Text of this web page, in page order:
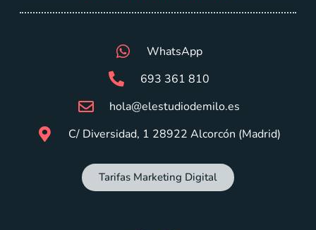
WhatsApp
693 361 810
hola@elestudiodemilo.es
C/ Diversidad, 1 28922 Alcorcón (Madrid)
Tarifas Marketing Digital